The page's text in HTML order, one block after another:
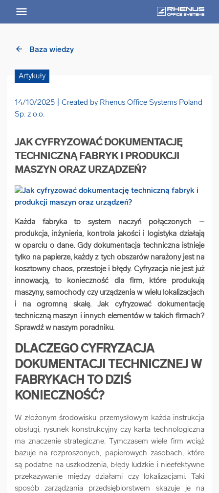
Usługi Przegląd
Niszczenie nośników informacji arrow_forward
Archiwizowanie dokumentów
Przechowywanie dokumentacji
Usługi digitalizacjyjne arrow_forward
Osuszanie dokumentów arrow_forward
Pozostałe usługi arrow_forward
arrow_back Baza wiedzy
Artykuły
14/10/2025
Created by Rhenus Office Systems Poland
Sp. z o.o.
JAK CYFRYZOWAĆ DOKUMENTACJĘ
TECHNICZNĄ FABRYK I PRODUKCJI
MASZYN ORAZ URZĄDZEŃ?
Każda fabryka to system naczyń połączonych –
produkcja, inżynieria, kontrola jakości i logistyka działają
w oparciu o dane. Gdy dokumentacja techniczna istnieje
tylko na papierze, każdy z tych obszarów narażony jest na
kosztowny chaos, przestoje i błędy. Cyfryzacja nie jest już
innowacją, to konieczność dla firm, które produkują
maszyny, samochody czy urządzenia w wielu lokalizacjach
i na ogromną skalę. Jak cyfryzować dokumentację
techniczną maszyn i innych elementów w takich firmach?
Sprawdź w naszym poradniku.
DLACZEGO CYFRYZACJA
DOKUMENTACJI TECHNICZNEJ W
FABRYKACH TO DZIŚ
KONIECZNOŚĆ?
W złożonym środowisku przemysłowym każda instrukcja
obsługi, rysunek konstrukcyjny czy karta technologiczna
ma znaczenie strategiczne. Tymczasem wiele firm wciąż
bazuje na rozproszonych, papierowych zasobach, które
są podatne na uszkodzenia, błędy ludzkie i nieefektywne
przekazywanie między działami czy lokalizacjami. Taki
sposób zarządzania przedsiębiorstwem skazuje je na